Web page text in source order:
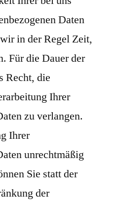
Daten
in der Regel Zeit,
Für die Dauer der
Recht, die
Ihrer
zu verlangen.
Ihrer
unrechtmäßig
Sie statt der
der